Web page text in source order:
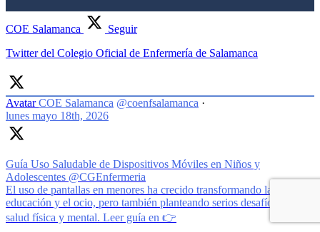
COE Salamanca
Seguir
Twitter del Colegio Oficial de Enfermería de Salamanca
Avatar COE Salamanca @coenfsalamanca ·
lunes mayo 18th, 2026
Guía Uso Saludable de Dispositivos Móviles en Niños y
Adolescentes @CGEnfermeria
El uso de pantallas en menores ha crecido transformando la
educación y el ocio, pero también planteando serios desafíos para su
salud física y mental. Leer guía en 👉